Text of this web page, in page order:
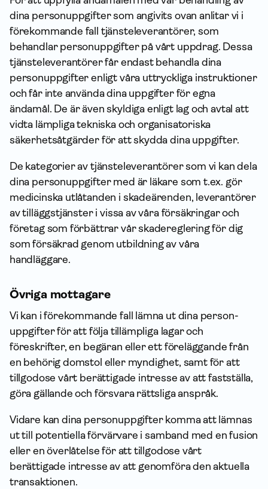
dina person­uppgifter som angivits ovan anlitar vi i
förekommande fall tjänsteleverantörer, som
behandlar person­uppgifter på vårt uppdrag. Dessa
tjänsteleverantörer får endast behandla dina
person­uppgifter enligt våra uttryckliga instruktioner
och får inte använda dina upp­gifter för egna
ändamål. De är även skyldiga enligt lag och avtal att
vidta lämpliga tekniska och organisatoriska
säkerhetsåtgärder för att skydda dina upp­gifter.
De kategorier av tjänsteleverantörer som vi kan dela
dina person­uppgifter med är läkare som t.ex. gör
medicinska utlåtanden i skadeärenden, leverantörer
av tilläggstjänster i vissa av våra försäk­ringar och
företag som förbättrar vår skadereglering för dig
som försäkrad genom utbildning av våra
handläggare.
Övriga mottagare
Vi kan i förekommande fall lämna ut dina person­
uppgifter för att följa tillämpliga lagar och
föreskrifter, en begäran eller ett föreläggande från
en behörig domstol eller myndighet, samt för att
tillgodose vårt berättigade intresse av att fastställa,
göra gällande och försvara rättsliga anspråk.
Vidare kan dina person­uppgifter komma att lämnas
ut till potentiella förvärvare i samband med en fusion
eller en överlåtelse för att tillgodose vårt
berättigade intresse av att genomföra den aktuella
transaktionen.